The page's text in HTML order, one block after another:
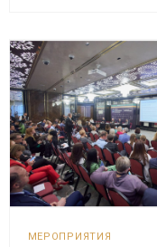
МЕРОПРИЯТИЯ